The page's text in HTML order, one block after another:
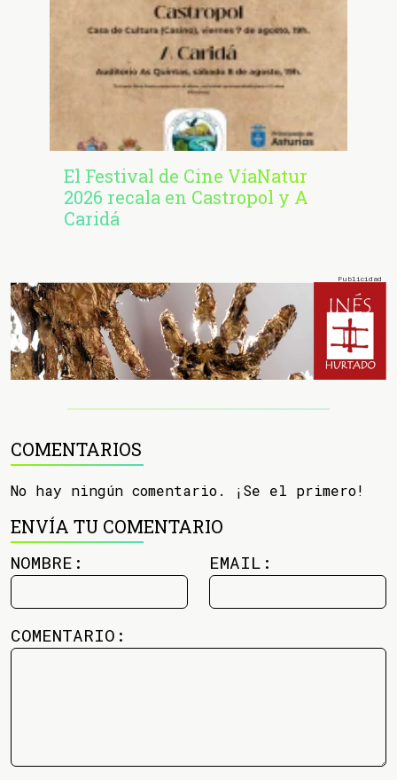
El Festival de Cine VíaNatur
2026 recala en Castropol y A
Caridá
COMENTARIOS
No hay ningún comentario. ¡Se el primero!
ENVÍA TU COMENTARIO
NOMBRE: EMAIL:
COMENTARIO: